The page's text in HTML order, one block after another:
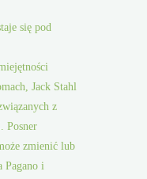
się pod
Jack Stahl
z
Posner
zmienić lub
Pagano i